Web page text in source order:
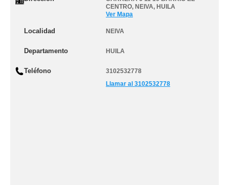
CENTRO, NEIVA, HUILA
Ver Mapa
Localidad NEIVA
Departamento HUILA
Teléfono
3102532778
Llamar al 3102532778